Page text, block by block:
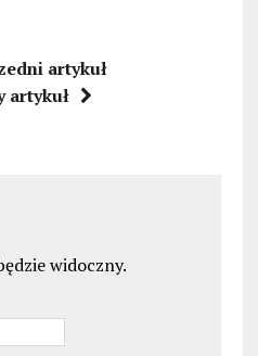
artykuł
artykuł
widoczny.